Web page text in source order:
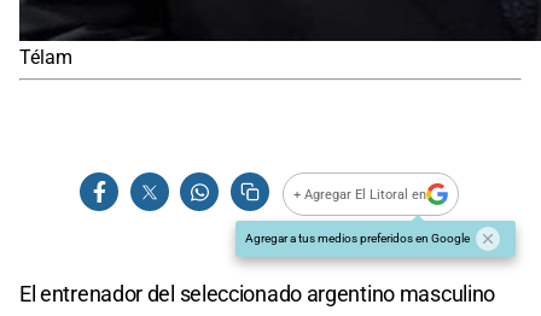
Télam
+ Agregar El Litoral en
Agregar a tus medios preferidos en Google
El entrenador del seleccionado argentino masculino